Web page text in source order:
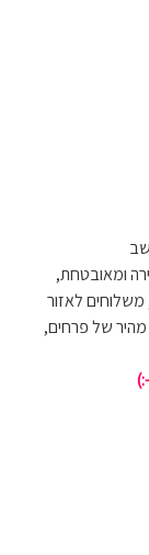
24/7 הזמנה מהירה ומאובטחת,
למחרת, משלוחים לאזור
עד השעה 16:00 למשלוח מהיר של פרחים,